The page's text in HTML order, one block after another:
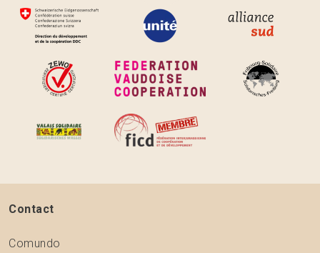
Contact
Comundo